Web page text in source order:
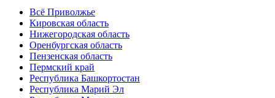
Всё Приволжье
Кировская область
Нижегородская область
Оренбургская область
Пензенская область
Пермский край
Республика Башкортостан
Республика Марий Эл